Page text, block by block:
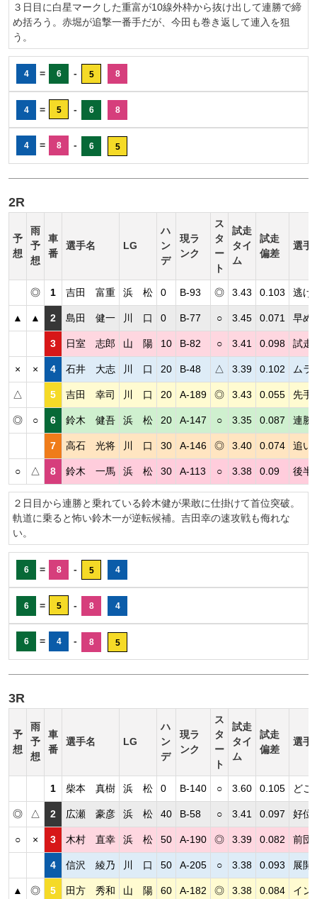
３日目に白星マークした重富が10線外枠から抜け出して連勝で締
め括ろう。赤堀が追撃一番手だが、今田も巻き返して連入を狙
う。
4 = 6 - 5 8
4 = 5 - 6 8
4 = 8 - 6 5
2R
予
想
雨
予
想
車
番
選手名 LG
ハ
ン
デ
現ラ
ンク
ス
タ
ー
ト
試走
タイ
ム
試走
偏差
選手
◎ 1 吉田 富重 浜 松 0 B-93 ◎ 3.43 0.103 逃げ
▲ ▲ 2 島田 健一 川 口 0 B-77 ○ 3.45 0.071 早め
3 日室 志郎 山 陽 10 B-82 ○ 3.41 0.098 試走
× × 4 石井 大志 川 口 20 B-48 △ 3.39 0.102 ムラ
△ 5 吉田 幸司 川 口 20 A-189 ◎ 3.43 0.055 先手
◎ ○ 6 鈴木 健吾 浜 松 20 A-147 ○ 3.35 0.087 連勝
7 高石 光将 川 口 30 A-146 ◎ 3.40 0.074 追い
○ △ 8 鈴木 一馬 浜 松 30 A-113 ○ 3.38 0.09 後半
２日目から連勝と乗れている鈴木健が果敢に仕掛けて首位突破。
軌道に乗ると怖い鈴木一が逆転候補。吉田幸の速攻戦も侮れな
い。
6 = 8 - 5 4
6 = 5 - 8 4
6 = 4 - 8 5
3R
予
想
雨
予
想
車
番
選手名 LG
ハ
ン
デ
現ラ
ンク
ス
タ
ー
ト
試走
タイ
ム
試走
偏差
選手
1 柴本 真樹 浜 松 0 B-140 ○ 3.60 0.105 どこ
◎ △ 2 広瀬 豪彦 浜 松 40 B-58 ○ 3.41 0.097 好位
○ × 3 木村 直幸 浜 松 50 A-190 ◎ 3.39 0.082 前団
4 信沢 綾乃 川 口 50 A-205 ○ 3.38 0.093 展開
▲ ◎ 5 田方 秀和 山 陽 60 A-182 ◎ 3.38 0.084 イン